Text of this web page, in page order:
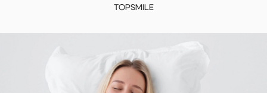
TOPSMILE